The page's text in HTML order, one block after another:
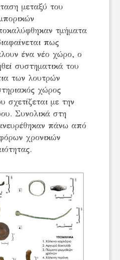
μεταξύ του
τμήματα
πως
ένα νέο χώρο, ο
συστηματικά του
των λουτρών
χώρος
σχετίζεται με την
Συνολικά στη
πάνω από
χρονικών